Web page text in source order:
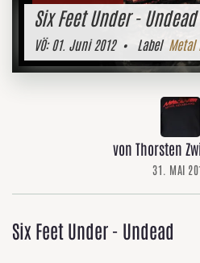
Six Feet Under - Undead
VÖ:01. Juni 2012• Label Metal
von Thorsten
31. MAI
Six Feet Under - Undead